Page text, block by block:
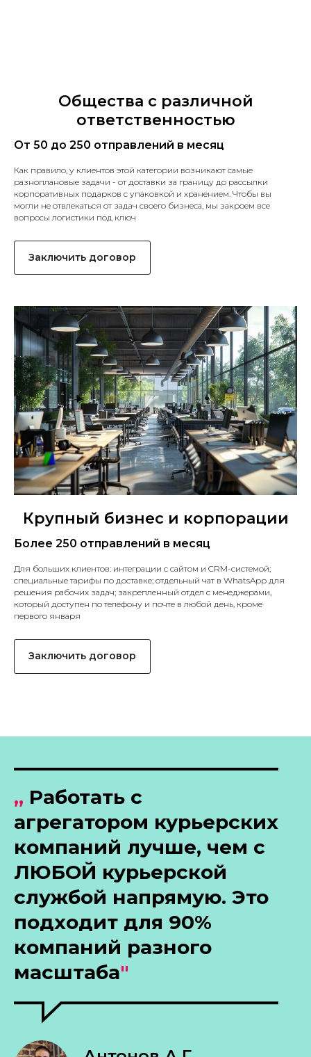
Общества с различной
ответственностью
От 50 до 250 отправлений в месяц
Как правило, у клиентов этой категории возникают самые
разноплановые задачи - от доставки за границу до рассылки
корпоративных подарков с упаковкой и хранением. Чтобы вы
могли не отвлекаться от задач своего бизнеса, мы закроем все
вопросы логистики под ключ
Заключить договор
Крупный бизнес и корпорации
Более 250 отправлений в месяц
Для больших клиентов: интеграции с сайтом и CRM-системой;
специальные тарифы по доставке; отдельный чат в WhatsApp для
решения рабочих задач; закрепленный отдел с менеджерами,
который доступен по телефону и почте в любой день, кроме
первого января
Заключить договор
„ Работать с
агрегатором курьерских
компаний лучше, чем с
ЛЮБОЙ курьерской
службой напрямую. Это
подходит для 90%
компаний разного
масштаба"